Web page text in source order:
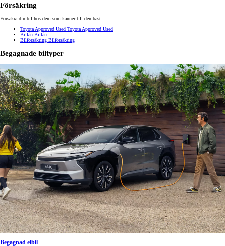
Försäkring
Försäkra din bil hos dem som känner till den bäst.
Toyota Approved Used Toyota Approved Used
Billån Billån
Bilförsäkring Bilförsäkring
Begagnade biltyper
Begagnad elbil